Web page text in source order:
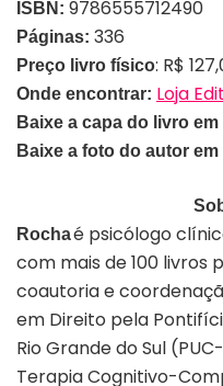
ISBN: 9786555712490
Páginas: 336
Preço livro físico: R$
Onde encontrar: Loja
Baixe a capa do livro em
Baixe a foto do autor em
Rochaé psicólogo
com mais de 100 livros
coautoria e
em Direito pela
Rio Grande do Sul
Terapia Cognitivo-